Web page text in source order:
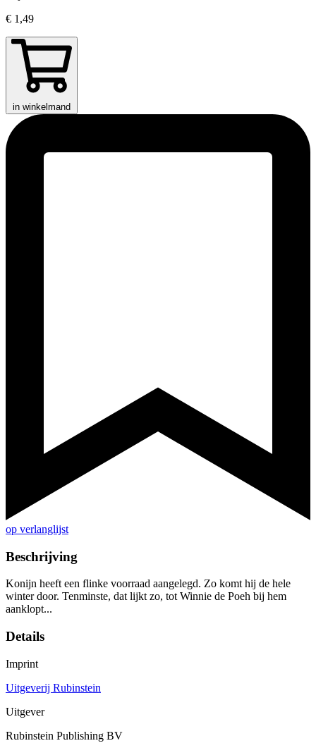
€ 1,49
in winkelmand
op verlanglijst
Beschrijving
Konijn heeft een flinke voorraad aangelegd. Zo komt hij de hele
winter door. Tenminste, dat lijkt zo, tot Winnie de Poeh bij hem
aanklopt...
Details
Imprint
Uitgeverij Rubinstein
Uitgever
Rubinstein Publishing BV